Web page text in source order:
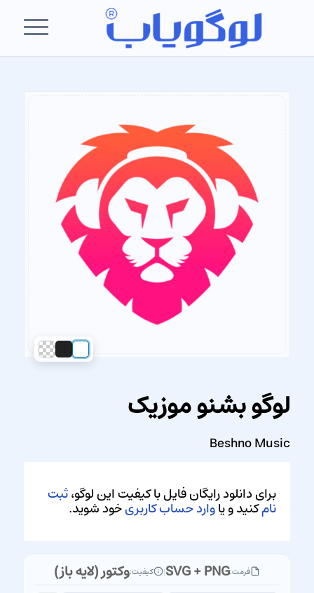
لوگو بشنو موزیک
Beshno Music
برای دانلود رایگان فایل با کیفیت این لوگو،ثبت
نامکنید و یاوارد حساب کاربریخود شوید.
فرمت:SVG + PNG
| کیفیت:وکتور (لایه باز)